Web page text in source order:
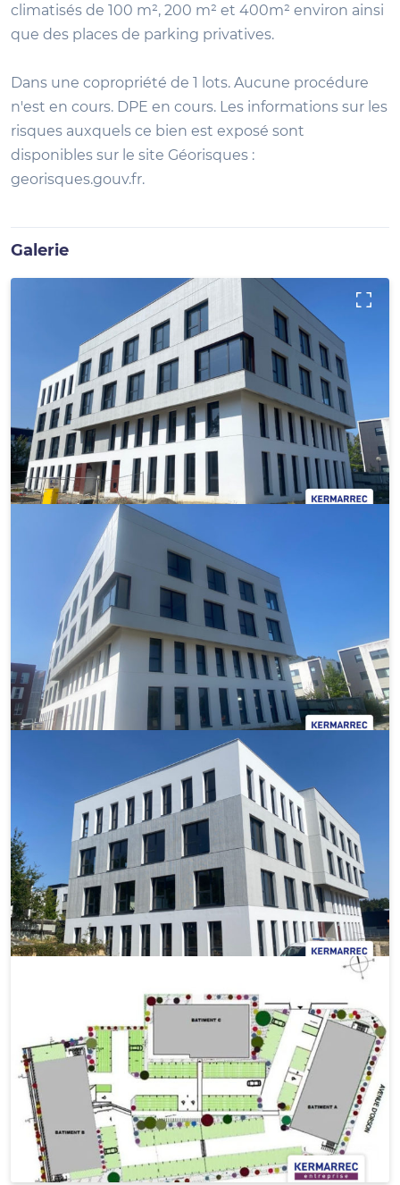
climatisés de 100 m², 200 m² et 400m² environ ainsi
que des places de parking privatives.
Dans une copropriété de 1 lots. Aucune procédure
n'est en cours. DPE en cours. Les informations sur les
risques auxquels ce bien est exposé sont
disponibles sur le site Géorisques :
georisques.gouv.fr.
Galerie